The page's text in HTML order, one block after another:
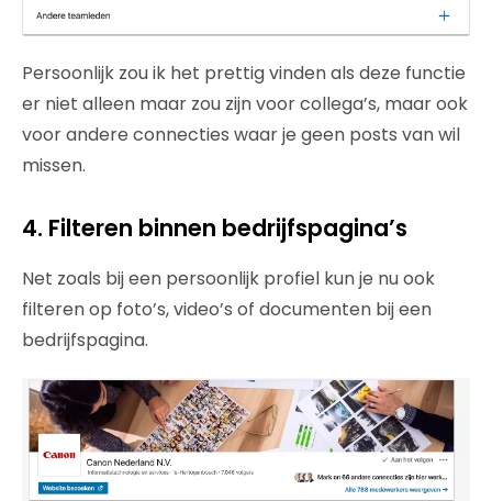
Persoonlijk zou ik het prettig vinden als deze functie
er niet alleen maar zou zijn voor collega’s, maar ook
voor andere connecties waar je geen posts van wil
missen.
4. Filteren binnen bedrijfspagina’s
Net zoals bij een persoonlijk profiel kun je nu ook
filteren op foto’s, video’s of documenten bij een
bedrijfspagina.